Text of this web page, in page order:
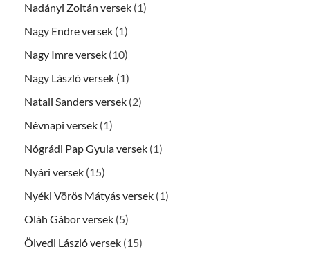
Nadányi Zoltán versek (1)
Nagy Endre versek (1)
Nagy Imre versek (10)
Nagy László versek (1)
Natali Sanders versek (2)
Névnapi versek (1)
Nógrádi Pap Gyula versek (1)
Nyári versek (15)
Nyéki Vörös Mátyás versek (1)
Oláh Gábor versek (5)
Ölvedi László versek (15)